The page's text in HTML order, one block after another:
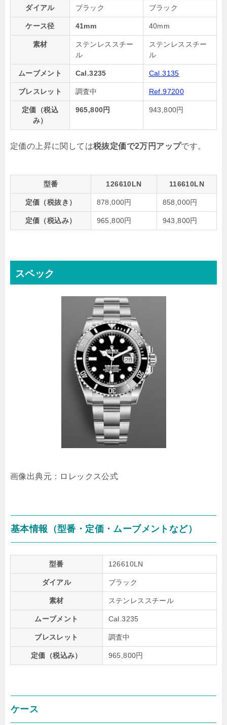
ダイアル ブラック ブラック
ケース径 41mm 40mm
素材
ステンレススチー
ル
ステンレススチー
ル
ムーブメント Cal.3235 Cal.3135
ブレスレット 調査中 Ref.97200
定価（税込
み）
965,800円 943,800円
定価の上昇に関しては税抜定価で2万円アップです。
型番 126610LN 116610LN
定価（税抜き） 878,000円 858,000円
定価（税込み） 965,800円 943,800円
スペック
画像出典元：ロレックス公式
基本情報（型番・定価・ムーブメントなど）
型番 126610LN
ダイアル ブラック
素材 ステンレススチール
ムーブメント Cal.3235
ブレスレット 調査中
定価（税込み） 965,800円
ケース